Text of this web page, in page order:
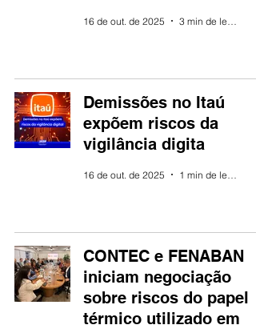
16 de out. de 2025
Demissões no Itaú
expõem riscos da
vigilância digita
16 de out. de 2025
CONTEC e FENABAN
iniciam negociação
sobre riscos do papel
térmico utilizado em